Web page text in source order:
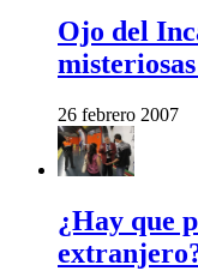
Ojo del
26 febrero 2007
¿Hay que